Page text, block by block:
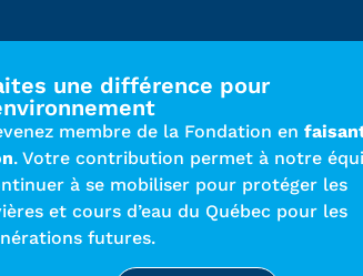
une différence pour
membre de la Fondation en
. Votre contribution permet à notre
à se mobiliser pour protéger les
et cours d’eau du Québec pour les
futures.